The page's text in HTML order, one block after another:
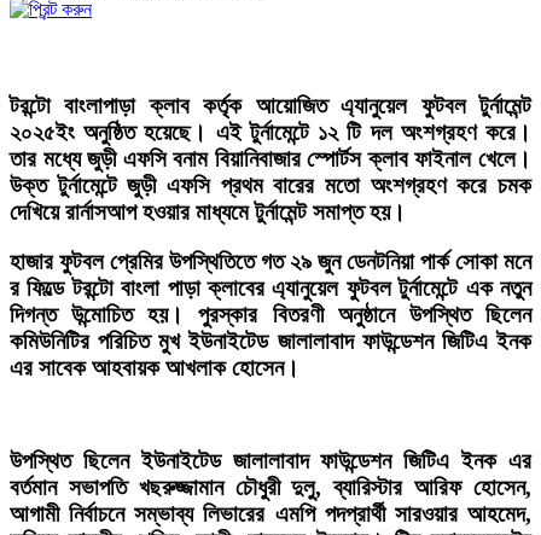
টরন্টো বাংলাপাড়া ক্লাব কর্তৃক আয়োজিত এ্যানুয়েল ফুটবল টুর্নামেন্ট
২০২৫ইং অনুষ্ঠিত হয়েছে। এই টুর্নামেন্টে ১২ টি দল অংশগ্রহণ করে।
তার মধ্যে জুড়ী এফসি বনাম বিয়ানিবাজার স্পোর্টস ক্লাব ফাইনাল খেলে।
উক্ত টুর্নামেন্টে জুড়ী এফসি প্রথম বারের মতো অংশগ্রহণ করে চমক
দেখিয়ে রার্নাসআপ হওয়ার মাধ্যমে টুর্নামেন্ট সমাপ্ত হয়।
হাজার ফুটবল প্রেমির উপস্থিতিতে গত ২৯ জুন ডেনটনিয়া পার্ক সোকা মনে
র ফিল্ডে টরন্টো বাংলা পাড়া ক্লাবের এ্যানুয়েল ফুটবল টুর্নামেন্টে এক নতুন
দিগন্ত উন্মোচিত হয়। পুরস্কার বিতরণী অনুষ্ঠানে উপস্থিত ছিলেন
কমিউনিটির পরিচিত মুখ ইউনাইটেড জালালাবাদ ফাউন্ডেশন জিটিএ ইনক
এর সাবেক আহবায়ক আখলাক হোসেন।
উপস্থিত ছিলেন ইউনাইটেড জালালাবাদ ফাউন্ডেশন জিটিএ ইনক এর
বর্তমান সভাপতি খছরুজ্জামান চৌধুরী দুলু, ব্যারিস্টার আরিফ হোসেন,
আগামী নির্বাচনে সম্ভাব্য লিভারের এমপি পদপ্রার্থী সারওয়ার আহমেদ,